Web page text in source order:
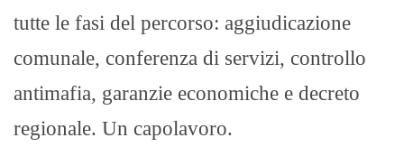
tutte le fasi del percorso: aggiudicazione
comunale, conferenza di servizi, controllo
antimafia, garanzie economiche e decreto
regionale. Un capolavoro.